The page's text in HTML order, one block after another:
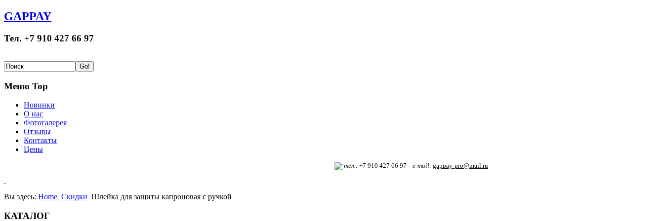
GAPPAY
Тел. +7 910 427 66 97
Меню Top
Новинки
О нас
Фотогалерея
Отзывы
Контакты
Цены
тел.: +7 910 427 66 97 e-mail: gappay-pro@mail.ru
Вы здесь: Home Скидки Шлейка для защиты капроновая с ручкой
КАТАЛОГ